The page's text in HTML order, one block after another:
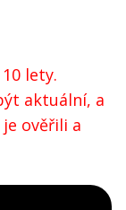
lety.
aktuální, a
ověřili a